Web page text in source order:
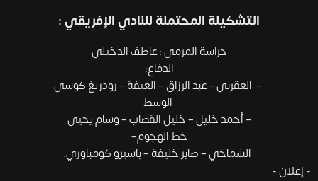
التشكيلة المحتملة للنادي الإفريقي :
حراسة المرمى : عاطف الدخيلي
الدفاع:
– العقربي – عبد الرزاق – العيفة – رودريغ كوسي
الوسط
– أحمد خليل – خليل القصاب – وسام يحيى
خط الهجوم–
الشماخي – صابر خليفة – باسيرو كومباوري.
- إعلان -